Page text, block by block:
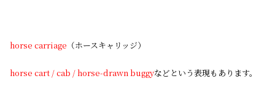
horse carriage （ホースキャリッジ）
horse cart / cab / horse-drawn buggyなどという表現もあります。